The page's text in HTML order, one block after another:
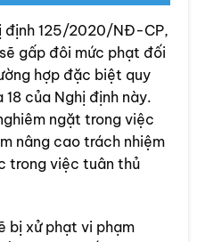
định 125/2020/NĐ-CP,
gấp đôi mức phạt đối
hợp đặc biệt quy
của Nghị định này.
ngặt trong việc
nâng cao trách nhiệm
trong việc tuân thủ
bị xử phạt vi phạm